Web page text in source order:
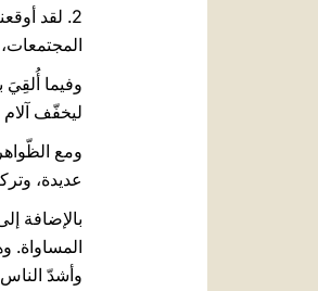
وفيما
ليخفّف
عديدة،
بالإضافة
المساواة.
وأشدّ